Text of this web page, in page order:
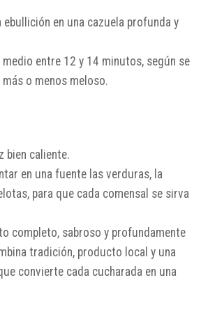
ebullición en una cazuela profunda y
entre 12 y 14 minutos, según se
o menos meloso.
bien caliente.
en una fuente las verduras, la
para que cada comensal se sirva
completo, sabroso y profundamente
tradición, producto local y una
convierte cada cucharada en una